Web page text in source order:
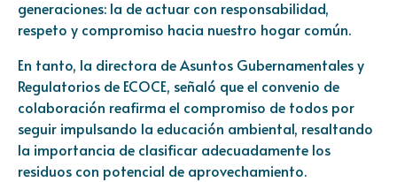
generaciones: la de actuar con responsabilidad,
respeto y compromiso hacia nuestro hogar común.
En tanto, la directora de Asuntos Gubernamentales y
Regulatorios de ECOCE, señaló que el convenio de
colaboración reafirma el compromiso de todos por
seguir impulsando la educación ambiental, resaltando
la importancia de clasificar adecuadamente los
residuos con potencial de aprovechamiento.